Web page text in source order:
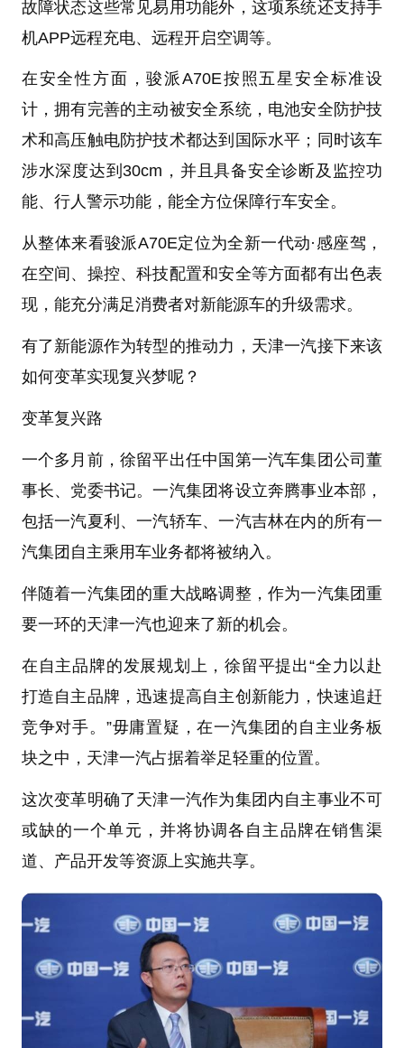
故障状态这些常见易用功能外，这项系统还支持手
机APP远程充电、远程开启空调等。
在安全性方面，骏派A70E按照五星安全标准设
计，拥有完善的主动被安全系统，电池安全防护技
术和高压触电防护技术都达到国际水平；同时该车
涉水深度达到30cm，并且具备安全诊断及监控功
能、行人警示功能，能全方位保障行车安全。
从整体来看骏派A70E定位为全新一代动·感座驾，
在空间、操控、科技配置和安全等方面都有出色表
现，能充分满足消费者对新能源车的升级需求。
有了新能源作为转型的推动力，天津一汽接下来该
如何变革实现复兴梦呢？
变革复兴路
一个多月前，徐留平出任中国第一汽车集团公司董
事长、党委书记。一汽集团将设立奔腾事业本部，
包括一汽夏利、一汽轿车、一汽吉林在内的所有一
汽集团自主乘用车业务都将被纳入。
伴随着一汽集团的重大战略调整，作为一汽集团重
要一环的天津一汽也迎来了新的机会。
在自主品牌的发展规划上，徐留平提出“全力以赴
打造自主品牌，迅速提高自主创新能力，快速追赶
竞争对手。”毋庸置疑，在一汽集团的自主业务板
块之中，天津一汽占据着举足轻重的位置。
这次变革明确了天津一汽作为集团内自主事业不可
或缺的一个单元，并将协调各自主品牌在销售渠
道、产品开发等资源上实施共享。